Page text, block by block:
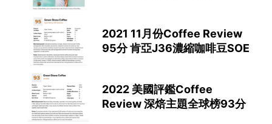
2021 11月份Coffee Review
95分 肯亞J36濃縮咖啡豆SOE
2022 美國評鑑Coffee
Review 深焙主題全球榜93分